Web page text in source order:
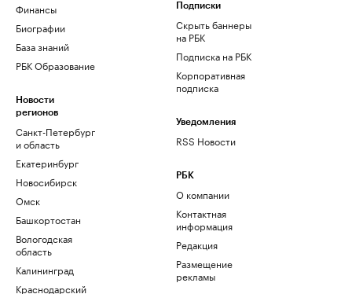
Финансы
Биографии
База знаний
РБК Образование
Новости
регионов
Санкт-Петербург
и область
Екатеринбург
Новосибирск
Омск
Башкортостан
Вологодская
область
Калининград
Краснодарский
Подписки
Скрыть баннеры
на РБК
Подписка на РБК
Корпоративная
подписка
Уведомления
RSS Новости
РБК
О компании
Контактная
информация
Редакция
Размещение
рекламы